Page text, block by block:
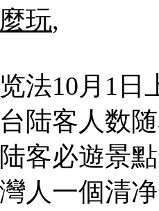
玩,
法10月1日
陆客人数
客必遊景
人一個清